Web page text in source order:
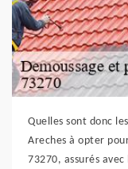
Quelles sont donc
Areches à opter
73270, assurés